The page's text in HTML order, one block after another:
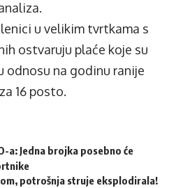
u velikim tvrtkama s
ostvaruju plaće koje su
odnosu na godinu ranije
16 posto.
a: Jedna brojka posebno će
potrošnja struje eksplodirala!